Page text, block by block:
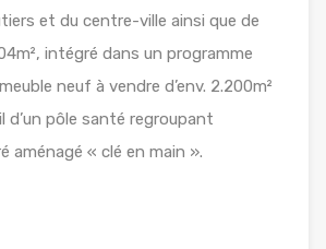
et du centre-ville ainsi que de
intégré dans un programme
neuf à vendre d’env. 2.200m²
d’un pôle santé regroupant
aménagé « clé en main ».